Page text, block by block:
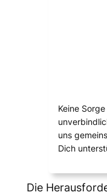
Keine
uns
Dich
Die